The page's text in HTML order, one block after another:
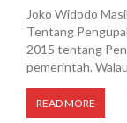
Joko Widodo
Tentang
2015 tentang
pemerintah.
READ MORE